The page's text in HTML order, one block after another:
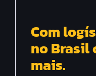
Com
no Brasil
mais.